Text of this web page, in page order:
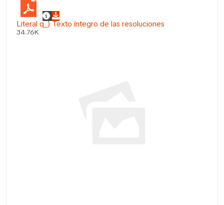
Literal q_) Texto íntegro de las resoluciones
34.76K